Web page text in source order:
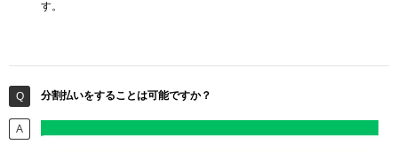
す。
分割払いをすることは可能ですか？